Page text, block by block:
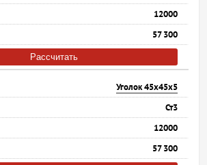
12000
57 300
Рассчитать
Уголок 45х45х5
Ст3
12000
57 300